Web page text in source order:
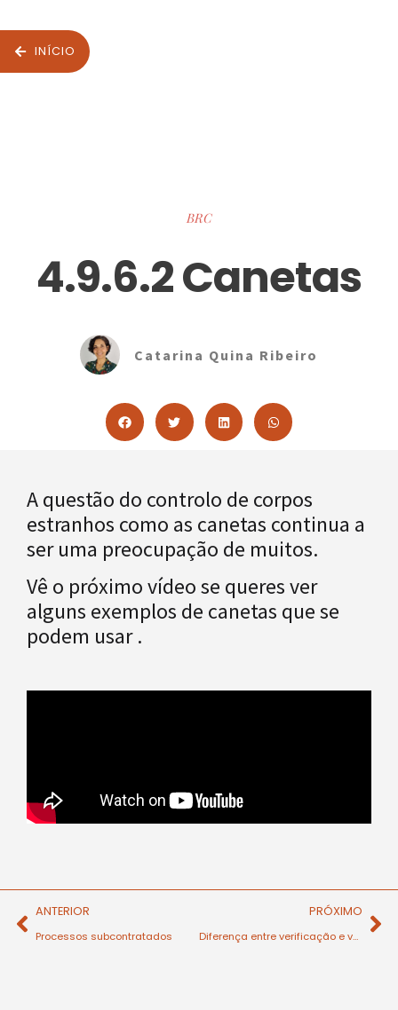
INÍCIO
BRC
4.9.6.2 Canetas
Catarina Quina Ribeiro
A questão do controlo de corpos
estranhos como as canetas continua a
ser uma preocupação de muitos.
Vê o próximo vídeo se queres ver
alguns exemplos de canetas que se
podem usar .
ANTERIOR
Processos subcontratados
PRÓXIMO
Diferença entre verificação e validação